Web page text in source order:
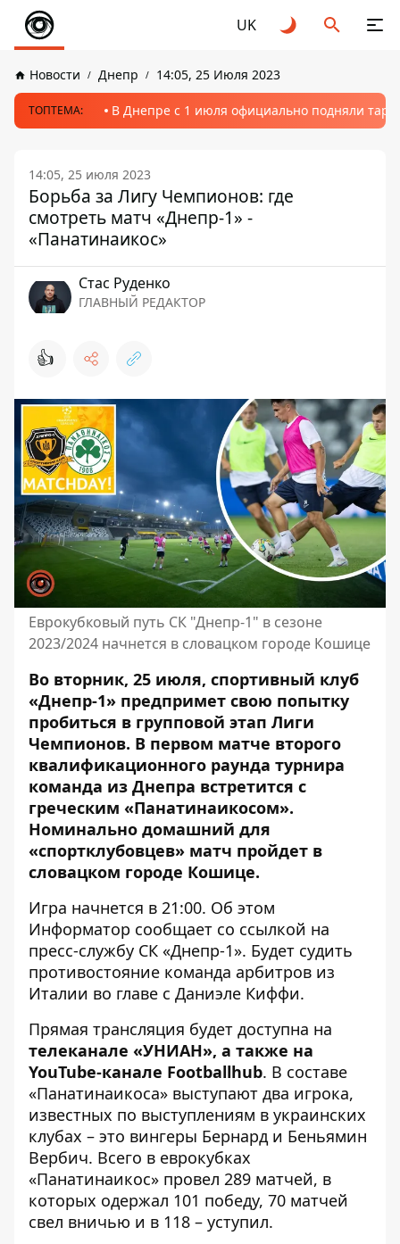
UK
Новости Днепр 14:05, 25 Июля 2023
ТОПТЕМА: В Днепре с 1 июля официально подняли
14:05, 25 июля 2023
Борьба за Лигу Чемпионов: где
смотреть матч «Днепр-1» -
«Панатинаикос»
Стаc Руденко
ГЛАВНЫЙ РЕДАКТОР
👍
Еврокубковый путь СК "Днепр-1" в сезоне
2023/2024 начнется в словацком городе Кошице
Во вторник, 25 июля, спортивный клуб
«Днепр-1» предпримет свою попытку
пробиться в групповой этап Лиги
Чемпионов. В первом матче второго
квалификационного раунда турнира
команда из Днепра встретится с
греческим «Панатинаикосом».
Номинально домашний для
«спортклубовцев» матч пройдет в
словацком городе Кошице.
Игра начнется в 21:00. Об этом
Информатор сообщает со ссылкой на
пресс-службу СК «Днепр-1». Будет судить
противостояние команда арбитров из
Италии во главе с Даниэле Киффи.
Прямая трансляция будет доступна на
телеканале «УНИАН», а также на
YouTube-канале Footballhub. В составе
«Панатинаикоса» выступают два игрока,
известных по выступлениям в украинских
клубах – это вингеры Бернард и Беньямин
Вербич. Всего в еврокубках
«Панатинаикос» провел 289 матчей, в
которых одержал 101 победу, 70 матчей
свел вничью и в 118 – уступил.